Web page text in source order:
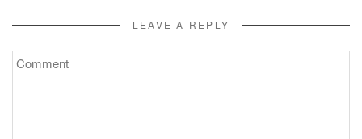
LEAVE A REPLY